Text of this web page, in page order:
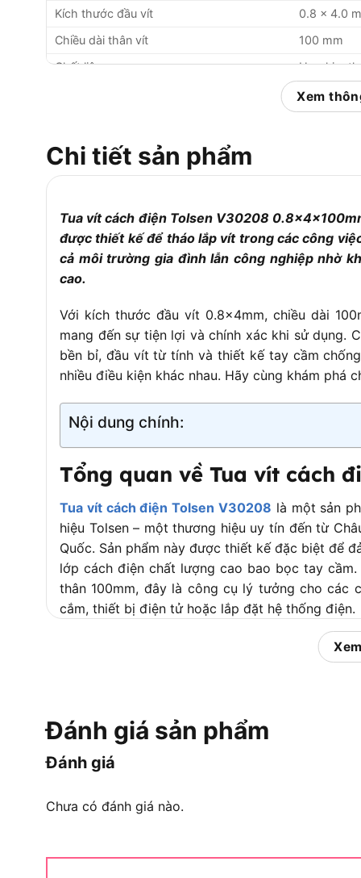
Kích thước đầu vít
0.8 x 4.0
Chiều dài thân vít
100 mm
Chất liệu
Hợp kim
Nhựa cách
Chống gỉ sét
Ứng dụng
Sửa chữa
Tiêu chuẩn chất lượng
Đáp ứng
Xem
Chi tiết sản phẩm
Tua vít cách điện Tolsen V30208
được thiết kế để tháo lắp vít trong các công
cả môi trường gia đình lẫn công nghiệp nhờ
cao.
Với kích thước đầu vít 0.8x4mm, chiều dài
mang đến sự tiện lợi và chính xác khi sử dụng.
bền bỉ, đầu vít từ tính và thiết kế tay cầm
nhiều điều kiện khác nhau. Hãy cùng khám phá
Nội dung chính:
Tổng quan về Tua vít cách
Tua vít cách điện Tolsen V30208 là một sản
hiệu Tolsen – một thương hiệu uy tín đến từ
Quốc. Sản phẩm này được thiết kế đặc biệt để
lớp cách điện chất lượng cao bao bọc tay
thân 100mm, đây là công cụ lý tưởng cho các
cắm, thiết bị điện tử hoặc lắp đặt hệ thống điện.
Để hiểu rõ hơn về giá trị của sản phẩm, hãy
Cùng tìm hiểu về công dụng chính của vít cách
Đánh giá sản phẩm
Đánh giá
Chưa có đánh giá nào.